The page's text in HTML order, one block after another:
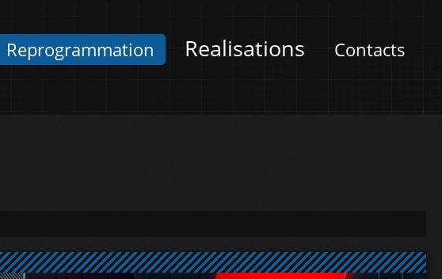
Reprogrammation Realisations Contacts